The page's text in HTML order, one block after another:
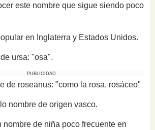
este nombre que sigue siendo poco
en Inglaterra y Estados Unidos.
ursa: "osa".
PUBLICIDAD
de roseanus: "como la rosa, rosáceo"
nombre de origen vasco.
nombre de niña poco frecuente en